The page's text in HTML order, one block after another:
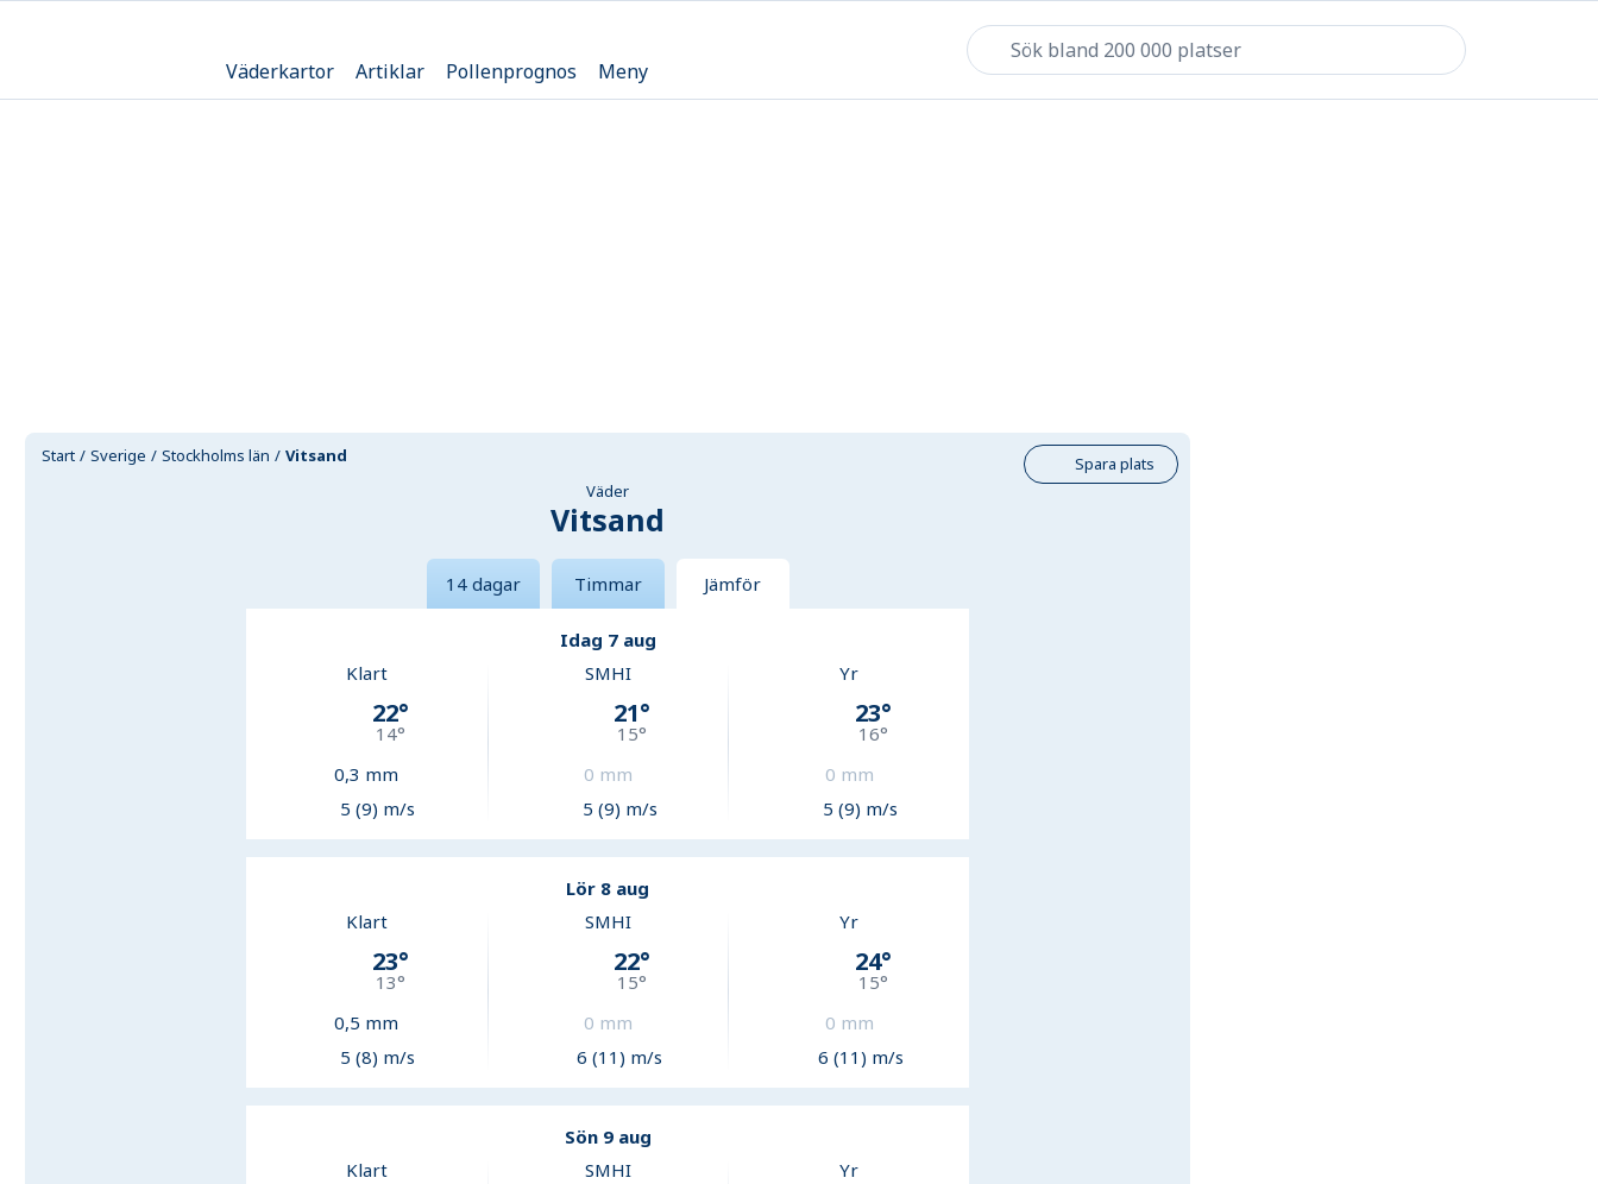
Väderkartor Artiklar Pollenprognos Meny
Start Sverige Stockholms län Vitsand
Spara plats
Väder
Vitsand
14 dagar Timmar Jämför
Idag 7 aug
Klart
22°
14°
0,3 mm
5 (9) m/s
SMHI
21°
15°
0 mm
5 (9) m/s
Yr
23°
16°
0 mm
5 (9) m/s
Lör 8 aug
Klart
23°
13°
0,5 mm
5 (8) m/s
SMHI
22°
15°
0 mm
6 (11) m/s
Yr
24°
15°
0 mm
6 (11) m/s
Sön 9 aug
Klart
SMHI Yr